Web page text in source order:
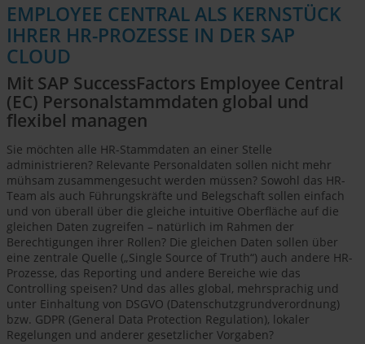
EMPLOYEE CENTRAL ALS KERNSTÜCK
IHRER HR-PROZESSE IN DER SAP
CLOUD
Mit SAP SuccessFactors Employee Central
(EC) Personalstammdaten global und
flexibel managen
Sie möchten alle HR-Stammdaten an einer Stelle
administrieren? Relevante Personaldaten sollen nicht mehr
mühsam zusammengesucht werden müssen? Sowohl das HR-
Team als auch Führungskräfte und Belegschaft sollen einfach
und von überall über die gleiche intuitive Oberfläche auf die
gleichen Daten zugreifen – natürlich im Rahmen der
Berechtigungen ihrer Rollen? Die gleichen Daten sollen über
eine zentrale Quelle („Single Source of Truth“) auch andere HR-
Prozesse, das Reporting und andere Bereiche wie das
Controlling speisen? Und das alles global, mehrsprachig und
unter Einhaltung von DSGVO (Datenschutzgrundverordnung)
bzw. GDPR (General Data Protection Regulation), lokaler
Regelungen und anderer gesetzlicher Vorgaben?